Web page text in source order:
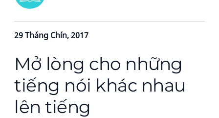
29 Tháng Chín, 2017
Mở lòng cho những
tiếng nói khác nhau
lên tiếng